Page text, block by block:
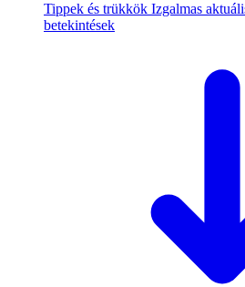
Tippek és trükkök Izgalmas
betekintések